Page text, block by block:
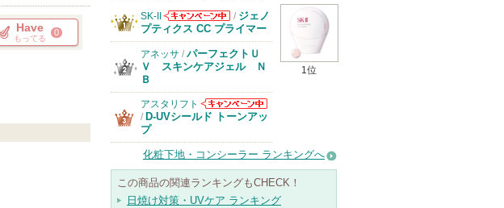
Have
もってる
0
1位
SK-II
SK-IIからのお
知らせがありま
す
/ ジェノ
プティクス CC プライマー
アネッサ / パーフェクトＵ
Ｖ スキンケアジェル Ｎ
Ｂ
アスタリフト
アスタリフトか
/ D-UVシールド トーンアッ
プ
化粧下地・コンシーラー ランキングへ
この商品の関連ランキングもCHECK！
日焼け対策・UVケア ランキング